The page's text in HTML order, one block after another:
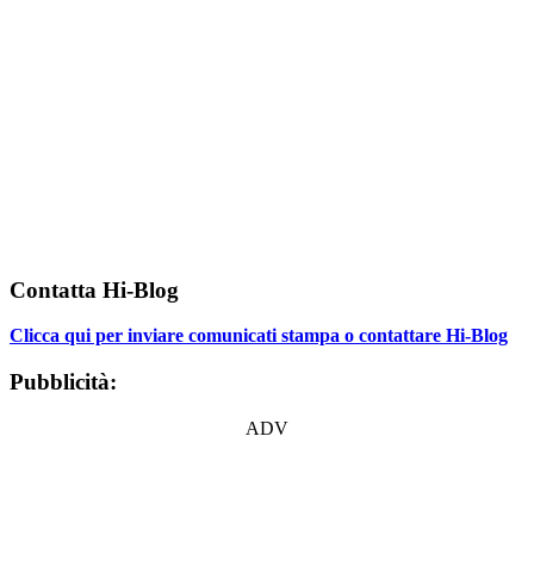
Contatta Hi-Blog
Clicca qui per inviare comunicati stampa o contattare Hi-Blog
Pubblicità:
ADV